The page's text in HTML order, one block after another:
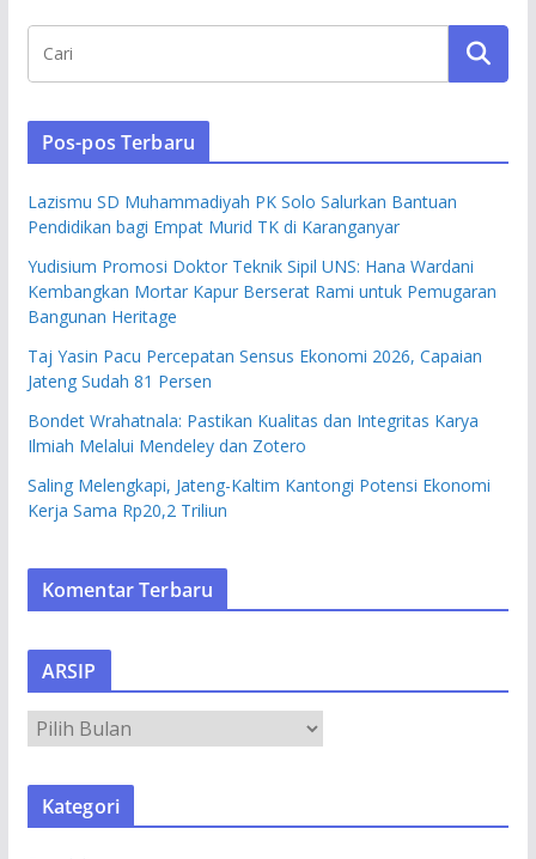
Pos-pos Terbaru
Lazismu SD Muhammadiyah PK Solo Salurkan Bantuan
Pendidikan bagi Empat Murid TK di Karanganyar
Yudisium Promosi Doktor Teknik Sipil UNS: Hana Wardani
Kembangkan Mortar Kapur Berserat Rami untuk Pemugaran
Bangunan Heritage
Taj Yasin Pacu Percepatan Sensus Ekonomi 2026, Capaian
Jateng Sudah 81 Persen
Bondet Wrahatnala: Pastikan Kualitas dan Integritas Karya
Ilmiah Melalui Mendeley dan Zotero
Saling Melengkapi, Jateng-Kaltim Kantongi Potensi Ekonomi
Kerja Sama Rp20,2 Triliun
Komentar Terbaru
ARSIP
R
S
Kategori